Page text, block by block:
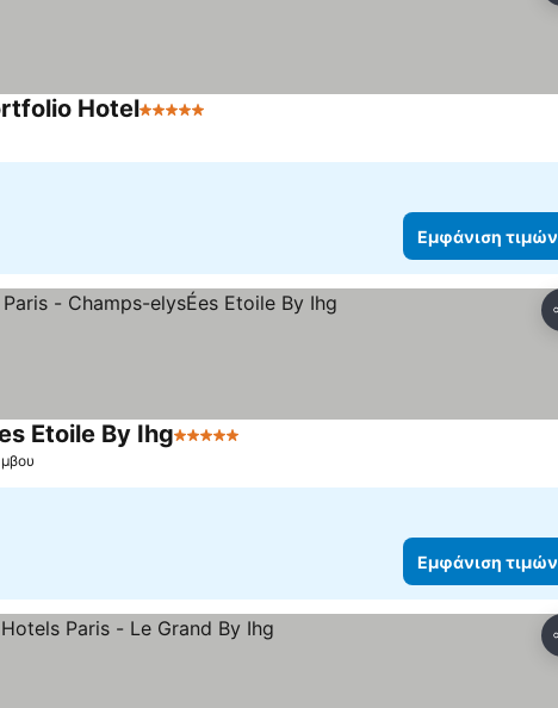
Hotel5 Αστέρια
Εμφάνιση τιμών
Etoile By Ihg5 Αστέρια
Εμφάνιση τιμών